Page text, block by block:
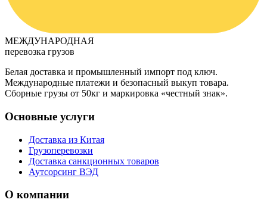
МЕЖДУНАРОДНАЯ
перевозка грузов
Белая доставка и промышленный импорт под ключ.
Международные платежи и безопасный выкуп товара.
Сборные грузы от 50кг и маркировка «честный знак».
Основные услуги
Доставка из Китая
Грузоперевозки
Доставка санкционных товаров
Аутсорсинг ВЭД
О компании